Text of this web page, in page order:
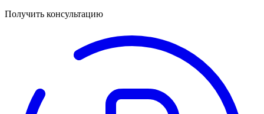
Получить консультацию